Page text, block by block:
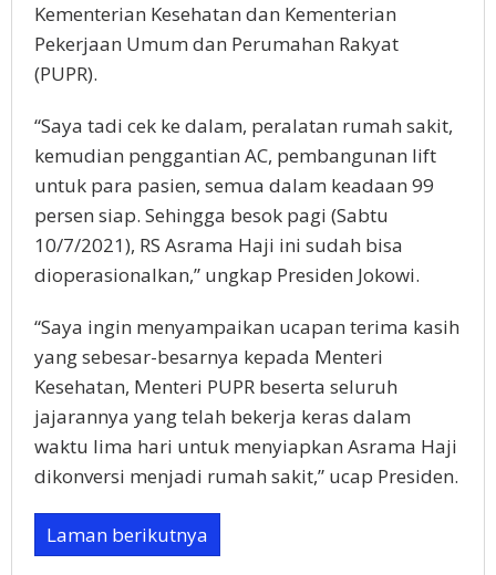
Kementerian Kesehatan dan Kementerian
Pekerjaan Umum dan Perumahan Rakyat
(PUPR).
“Saya tadi cek ke dalam, peralatan rumah sakit,
kemudian penggantian AC, pembangunan lift
untuk para pasien, semua dalam keadaan 99
persen siap. Sehingga besok pagi (Sabtu
10/7/2021), RS Asrama Haji ini sudah bisa
dioperasionalkan,” ungkap Presiden Jokowi.
“Saya ingin menyampaikan ucapan terima kasih
yang sebesar-besarnya kepada Menteri
Kesehatan, Menteri PUPR beserta seluruh
jajarannya yang telah bekerja keras dalam
waktu lima hari untuk menyiapkan Asrama Haji
dikonversi menjadi rumah sakit,” ucap Presiden.
Laman berikutnya